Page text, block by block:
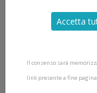
Accetta
Il consenso sarà
link presente a fine